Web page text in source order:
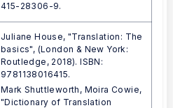
415-28306-9.
Juliane House, "Translation: The
basics", (London & New York:
Routledge, 2018). ISBN:
9781138016415.
Mark Shuttleworth, Moira Cowie,
"Dictionary of Translation